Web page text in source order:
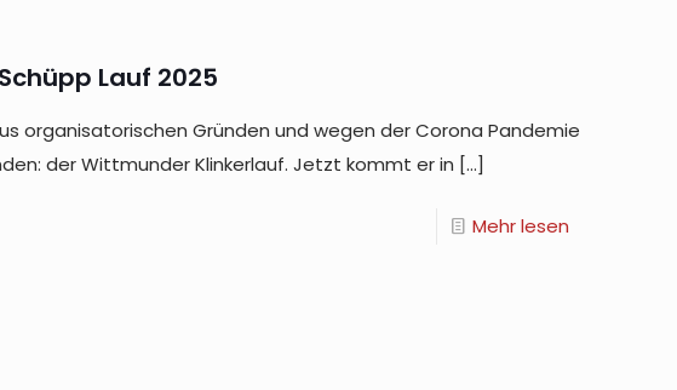
Lauf 2025
organisatorischen Gründen und wegen der Corona Pandemie
der Wittmunder Klinkerlauf. Jetzt kommt er in […]
Mehr lesen